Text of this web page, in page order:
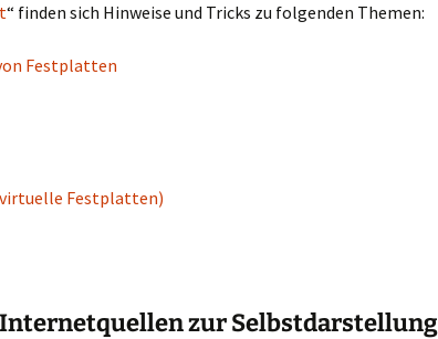
“ finden sich Hinweise und Tricks zu folgenden Themen:
Festplatten
Festplatten)
zur Selbstdarstellung